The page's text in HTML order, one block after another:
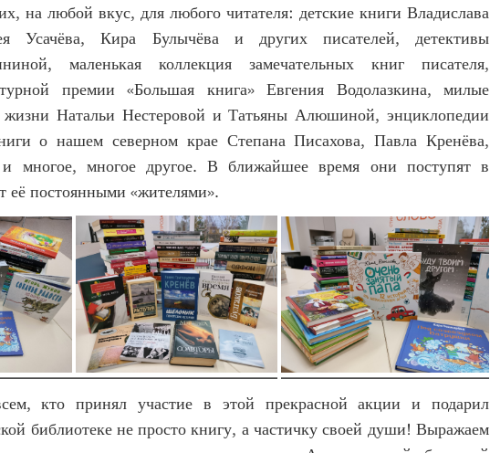
на любой вкус, для любого читателя: детские книги Владислава
Усачёва, Кира Булычёва и других писателей, детективы
маленькая коллекция замечательных книг писателя,
премии «Большая книга» Евгения Водолазкина, милые
Натальи Нестеровой и Татьяны Алюшиной, энциклопедии
о нашем северном крае Степана Писахова, Павла Кренёва,
многое, многое другое. В ближайшее время они поступят в
её постоянными «жителями».
кто принял участие в этой прекрасной акции и подарил
библиотеке не просто книгу, а частичку своей души! Выражаем